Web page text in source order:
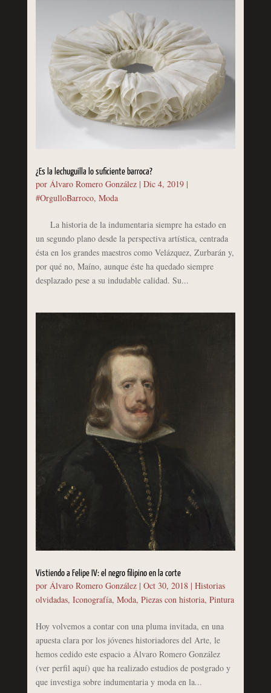
¿Es la lechuguilla lo suficiente barroca?
por Álvaro Romero González| Dic 4, 2019|
#OrgulloBarroco, Moda
La historia de la indumentaria siempre ha estado en
un segundo plano desde la perspectiva artística, centrada
ésta en los grandes maestros como Velázquez, Zurbarán y,
por qué no, Maíno, aunque éste ha quedado siempre
desplazado pese a su indudable calidad. Su...
Vistiendo a Felipe IV: el negro filipino en la corte
por Álvaro Romero González| Oct 30, 2018| Historias
olvidadas, Iconografía, Moda, Piezas con historia, Pintura
Hoy volvemos a contar con una pluma invitada, en una
apuesta clara por los jóvenes historiadores del Arte, le
hemos cedido este espacio a Álvaro Romero González
(ver perfil aquí) que ha realizado estudios de postgrado y
que investiga sobre indumentaria y moda en la...